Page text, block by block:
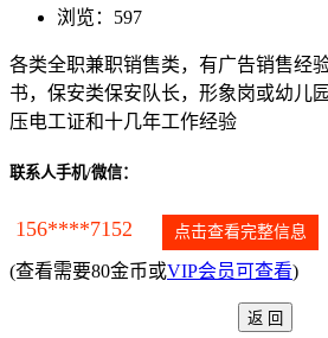
浏览：597
各类全职兼职销售类，有广告销售经
书，保安类保安队长，形象岗或幼儿
压电工证和十几年工作经验
联系人手机/微信：
156****7152 点击查看完整信息
(查看需要80金币或VIP会员可查看)